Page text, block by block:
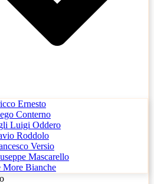
Ernesto
Conterno
Luigi Oddero
Roddolo
Versio
Mascarello
More Bianche